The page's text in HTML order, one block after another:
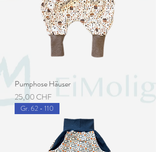
Pumphose Häuser
Preis
25,00 CHF
Gr. 62 - 110